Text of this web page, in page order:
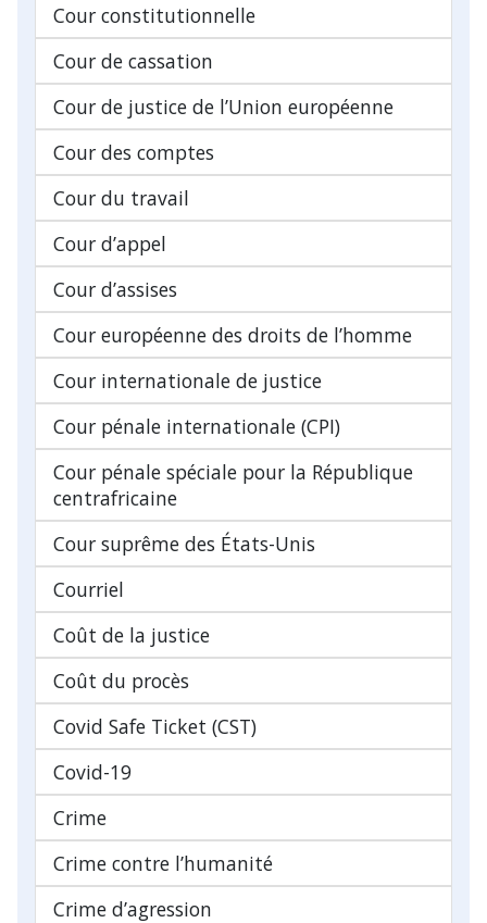
Cour constitutionnelle
Cour de cassation
Cour de justice de l’Union européenne
Cour des comptes
Cour du travail
Cour d’appel
Cour d’assises
Cour européenne des droits de l’homme
Cour internationale de justice
Cour pénale internationale (CPI)
Cour pénale spéciale pour la République
centrafricaine
Cour suprême des États-Unis
Courriel
Coût de la justice
Coût du procès
Covid Safe Ticket (CST)
Covid-19
Crime
Crime contre l’humanité
Crime d’agression